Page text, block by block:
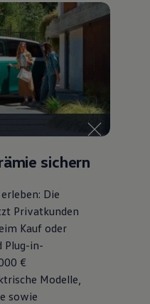
sichern
Die
Privatkunden
Kauf oder
Plug-in-
€
Modelle,
sowie